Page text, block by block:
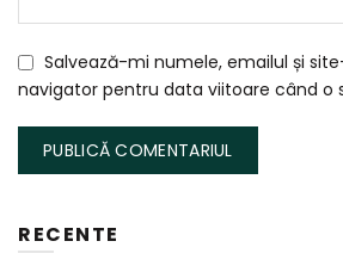
Salvează-mi numele, emailul și
navigator pentru data viitoare când o
RECENTE